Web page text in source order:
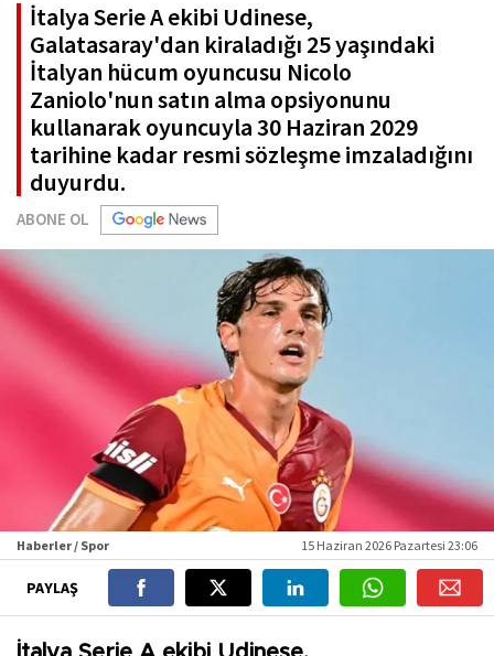
İtalya Serie A ekibi Udinese,
Galatasaray'dan kiraladığı 25 yaşındaki
İtalyan hücum oyuncusu Nicolo
Zaniolo'nun satın alma opsiyonunu
kullanarak oyuncuyla 30 Haziran 2029
tarihine kadar resmi sözleşme imzaladığını
duyurdu.
ABONE OL
Haberler / Spor 15 Haziran 2026 Pazartesi 23:06
PAYLAŞ